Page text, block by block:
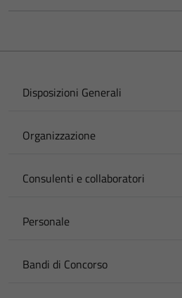
Disposizioni Generali
Organizzazione
Consulenti e collaboratori
Personale
Bandi di Concorso